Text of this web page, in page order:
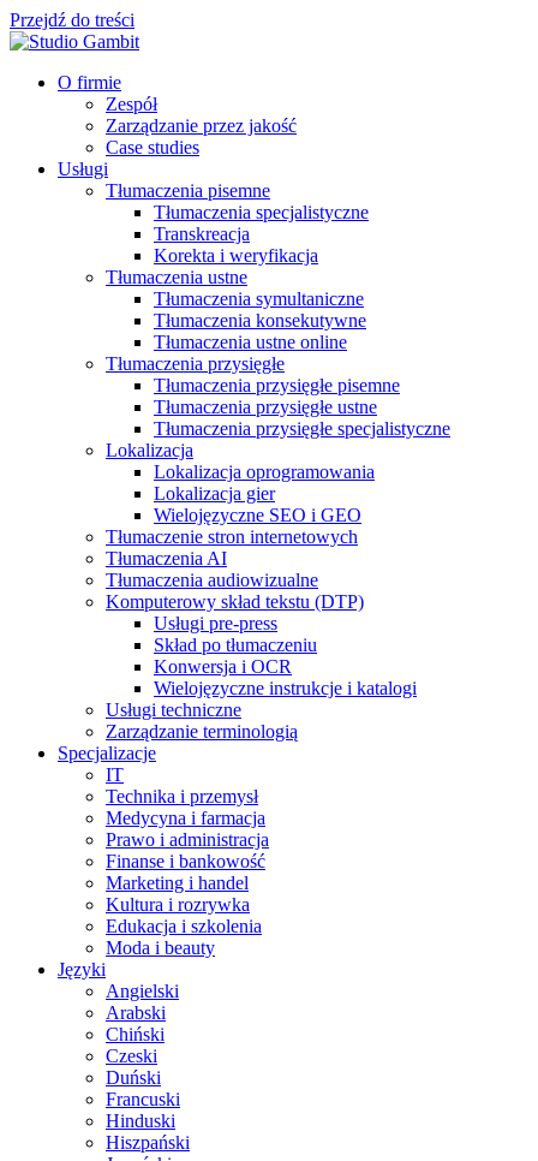
Przejdź do treści
O firmie
Zespół
Zarządzanie przez jakość
Case studies
Usługi
Tłumaczenia pisemne
Tłumaczenia specjalistyczne
Transkreacja
Korekta i weryfikacja
Tłumaczenia ustne
Tłumaczenia symultaniczne
Tłumaczenia konsekutywne
Tłumaczenia ustne online
Tłumaczenia przysięgłe
Tłumaczenia przysięgłe pisemne
Tłumaczenia przysięgłe ustne
Tłumaczenia przysięgłe specjalistyczne
Lokalizacja
Lokalizacja oprogramowania
Lokalizacja gier
Wielojęzyczne SEO i GEO
Tłumaczenie stron internetowych
Tłumaczenia AI
Tłumaczenia audiowizualne
Komputerowy skład tekstu (DTP)
Usługi pre-press
Skład po tłumaczeniu
Konwersja i OCR
Wielojęzyczne instrukcje i katalogi
Usługi techniczne
Zarządzanie terminologią
Specjalizacje
IT
Technika i przemysł
Medycyna i farmacja
Prawo i administracja
Finanse i bankowość
Marketing i handel
Kultura i rozrywka
Edukacja i szkolenia
Moda i beauty
Języki
Angielski
Arabski
Chiński
Czeski
Duński
Francuski
Hinduski
Hiszpański